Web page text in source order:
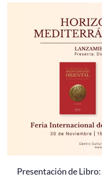
Presentación de